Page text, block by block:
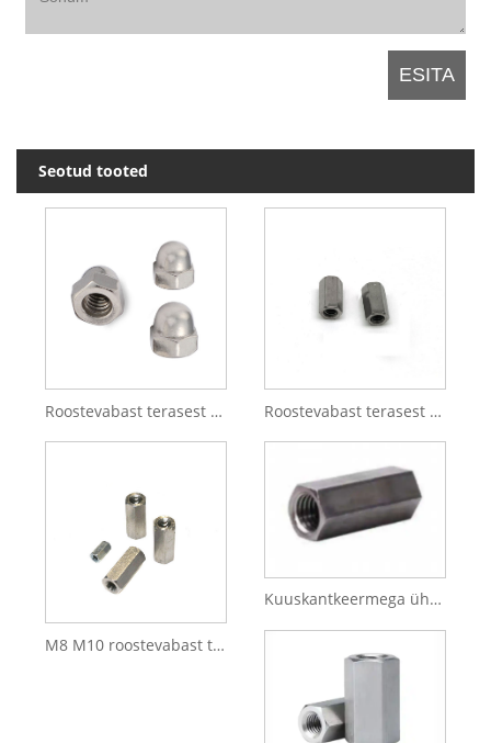
Seotud tooted
Roostevabast terasest 304 otsemüügiga metrilised kuuskantmutrid Roostevabast terasest SS316 316L kuuskantmutter
M8 M10 roostevabast terasest A2-70 DIN6334 kuuskantmutter
Kuuskantkeermega ühendusmutter kinnitusdetailide ühendamiseks